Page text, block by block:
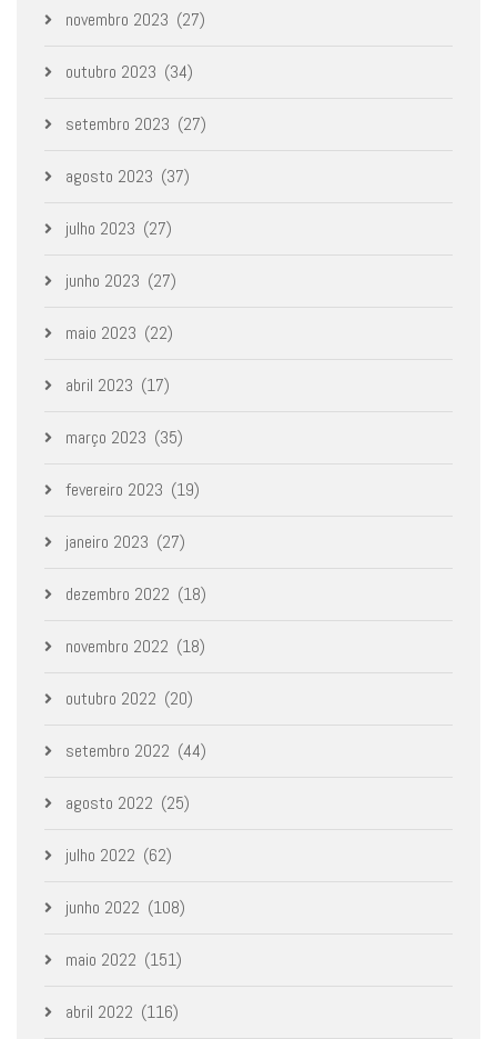
novembro 2023 (27)
outubro 2023 (34)
setembro 2023 (27)
agosto 2023 (37)
julho 2023 (27)
junho 2023 (27)
maio 2023 (22)
abril 2023 (17)
março 2023 (35)
fevereiro 2023 (19)
janeiro 2023 (27)
dezembro 2022 (18)
novembro 2022 (18)
outubro 2022 (20)
setembro 2022 (44)
agosto 2022 (25)
julho 2022 (62)
junho 2022 (108)
maio 2022 (151)
abril 2022 (116)